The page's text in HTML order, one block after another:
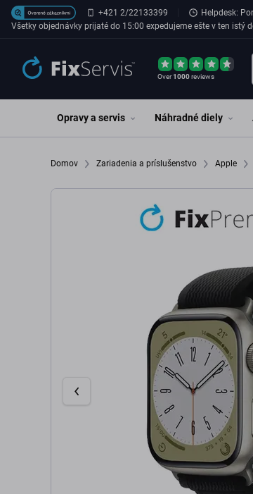
Preskočiť na hlavný obsah+421 2/22133399 Helpdesk:
Všetky objednávky prijaté do 15:00 expedujeme ešte v ten istý
Over1000reviews
Opravy a servis Náhradné diely
Domov Zariadenia a príslušenstvo Apple